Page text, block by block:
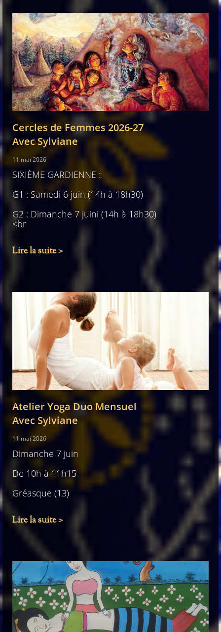
Cercles de Femmes 2026-27
Avec Sylviane
11 mai 2026
SIXIÈME GARDIENNE :
G1 : Samedi 6 juin (14h à 18h30)
G2 : Dimanche 7 juini (14h à 18h30)
<br
Lire la suite >
Atelier Yoga Duo Mensuel
Avec Sylviane
11 mai 2026
Dimanche 7 juin
De 10h à 11h15
Gréasque (13)
Lire la suite >